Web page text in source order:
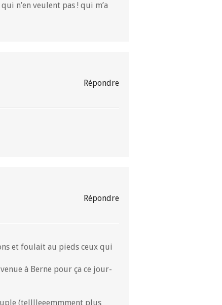
n’en veulent pas ! qui m’a
Répondre
Répondre
et foulait au pieds ceux qui
à Berne pour ça ce jour-
(telllleeemmment plus